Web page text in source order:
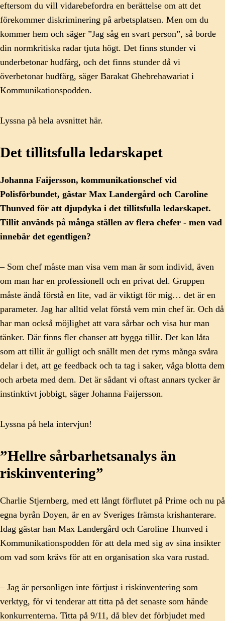
eftersom du vill vidarebefordra en berättelse om att det
förekommer diskriminering på arbetsplatsen. Men om du
kommer hem och säger ”Jag såg en svart person”, så borde
din normkritiska radar tjuta högt. Det finns stunder vi
underbetonar hudfärg, och det finns stunder då vi
överbetonar hudfärg, säger Barakat Ghebrehawariat i
Kommunikationspodden.
Lyssna på hela avsnittet här.
Det tillitsfulla ledarskapet
Johanna Faijersson, kommunikationschef vid
Polisförbundet, gästar Max Landergård och Caroline
Thunved för att djupdyka i det tillitsfulla ledarskapet.
Tillit används på många ställen av flera chefer - men vad
innebär det egentligen?
– Som chef måste man visa vem man är som individ, även
om man har en professionell och en privat del. Gruppen
måste ändå förstå en lite, vad är viktigt för mig… det är en
parameter. Jag har alltid velat förstå vem min chef är. Och då
har man också möjlighet att vara sårbar och visa hur man
tänker. Där finns fler chanser att bygga tillit. Det kan låta
som att tillit är gulligt och snällt men det ryms många svåra
delar i det, att ge feedback och ta tag i saker, våga blotta dem
och arbeta med dem. Det är sådant vi oftast annars tycker är
instinktivt jobbigt, säger Johanna Faijersson.
Lyssna på hela intervjun!
”Hellre sårbarhetsanalys än
riskinventering”
Charlie Stjernberg, med ett långt förflutet på Prime och nu på
egna byrån Doyen, är en av Sveriges främsta krishanterare.
Idag gästar han Max Landergård och Caroline Thunved i
Kommunikationspodden för att dela med sig av sina insikter
om vad som krävs för att en organisation ska vara rustad.
– Jag är personligen inte förtjust i riskinventering som
verktyg, för vi tenderar att titta på det senaste som hände
konkurrenterna. Titta på 9/11, då blev det förbjudet med